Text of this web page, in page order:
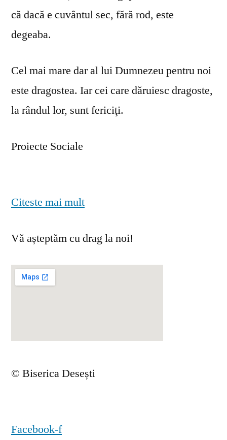
că dacă e cuvântul sec, fără rod, este
degeaba.
Cel mai mare dar al lui Dumnezeu pentru noi
este dragostea. Iar cei care dăruiesc dragoste,
la rândul lor, sunt fericiţi.
Proiecte Sociale
Citeste mai mult
Vă așteptăm cu drag la noi!
© Biserica Desești
Facebook-f